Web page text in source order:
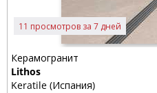
11 просмотров за 7 дней
Керамогранит
Lithos
Keratile (Испания)